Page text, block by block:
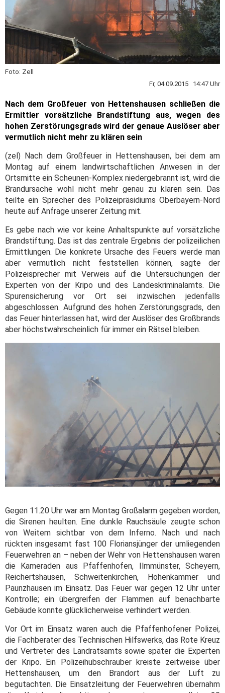
Foto: Zell
Fr, 04.09.2015 14:47 Uhr
Nach dem Großfeuer von Hettenshausen schließen die
Ermittler vorsätzliche Brandstiftung aus, wegen des
hohen Zerstörungsgrads wird der genaue Auslöser aber
vermutlich nicht mehr zu klären sein
(zel) Nach dem Großfeuer in Hettenshausen, bei dem am
Montag auf einem landwirtschaftlichen Anwesen in der
Ortsmitte ein Scheunen-Komplex niedergebrannt ist, wird die
Brandursache wohl nicht mehr genau zu klären sein. Das
teilte ein Sprecher des Polizeipräsidiums Oberbayern-Nord
heute auf Anfrage unserer Zeitung mit.
Es gebe nach wie vor keine Anhaltspunkte auf vorsätzliche
Brandstiftung. Das ist das zentrale Ergebnis der polizeilichen
Ermittlungen. Die konkrete Ursache des Feuers werde man
aber vermutlich nicht feststellen können, sagte der
Polizeisprecher mit Verweis auf die Untersuchungen der
Experten von der Kripo und des Landeskriminalamts. Die
Spurensicherung vor Ort sei inzwischen jedenfalls
abgeschlossen. Aufgrund des hohen Zerstörungsgrads, den
das Feuer hinterlassen hat, wird der Auslöser des Großbrands
aber höchstwahrscheinlich für immer ein Rätsel bleiben.
Gegen 11.20 Uhr war am Montag Großalarm gegeben worden,
die Sirenen heulten. Eine dunkle Rauchsäule zeugte schon
von Weitem sichtbar von dem Inferno. Nach und nach
rückten insgesamt fast 100 Floriansjünger der umliegenden
Feuerwehren an – neben der Wehr von Hettenshausen waren
die Kameraden aus Pfaffenhofen, Ilmmünster, Scheyern,
Reichertshausen, Schweitenkirchen, Hohenkammer und
Paunzhausen im Einsatz. Das Feuer war gegen 12 Uhr unter
Kontrolle; ein übergreifen der Flammen auf benachbarte
Gebäude konnte glücklicherweise verhindert werden.
Vor Ort im Einsatz waren auch die Pfaffenhofener Polizei,
die Fachberater des Technischen Hilfswerks, das Rote Kreuz
und Vertreter des Landratsamts sowie später die Experten
der Kripo. Ein Polizeihubschrauber kreiste zeitweise über
Hettenshausen, um den Brandort aus der Luft zu
begutachten. Die Einsatzleitung der Feuerwehren übernahm